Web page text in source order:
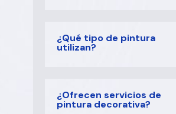
¿Qué tipo de pintura
utilizan?
¿Ofrecen servicios de
pintura decorativa?